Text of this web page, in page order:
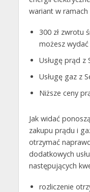
wariant w
300 zł zwrotu
możesz
Usługę prąd z
Usługę gaz z
Niższe ceny
Jak widać
zakupu prądu i
otrzymać
dodatkowych
następujących
rozliczenie